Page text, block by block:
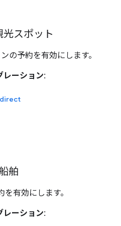
光スポット
の予約を有効にします。
レーション:
舶
を有効にします。
レーション: